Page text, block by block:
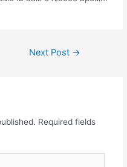
Next Post →
Required fields